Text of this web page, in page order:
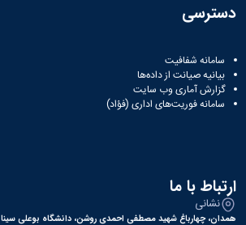
دسترسی
سامانه شفافیت
بیانیه صیانت از داده‌ها
گزارش آماری وب‌ سایت
سامانه فوریت‌های اداری (فؤاد)
ارتباط با ما
نشانی
همدان، چهارباغ شهید مصطفی احمدی روشن، دانشگاه بوعلی سینا